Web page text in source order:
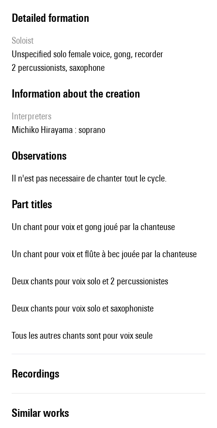
detailed formation
Soloist
unspecified solo female voice, gong, recorder
2 percussionists, saxophone
information about the creation
interpreters
Michiko Hirayama : soprano
observations
Il n'est pas necessaire de chanter tout le cycle.
Part titles
Un chant pour voix et gong joué par la chanteuse
Un chant pour voix et flûte à bec jouée par la chanteuse
Deux chants pour voix solo et 2 percussionistes
Deux chants pour voix solo et saxophoniste
Tous les autres chants sont pour voix seule
recordings
similar works